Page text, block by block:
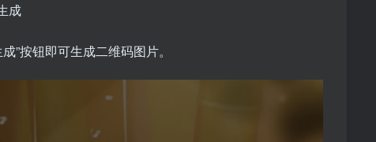
成
”按钮即可生成二维码图片。